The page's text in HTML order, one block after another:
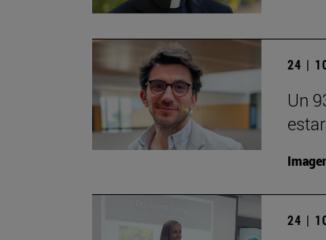
24 |
Un
24 |